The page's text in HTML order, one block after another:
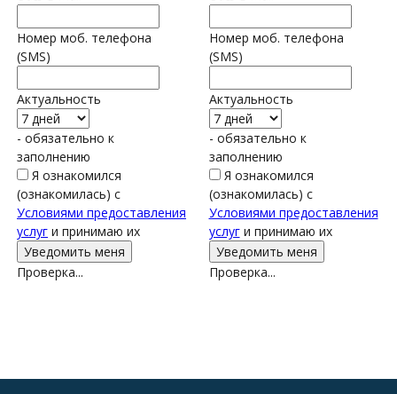
Номер моб. телефона
(SMS)
Актуальность
- обязательно к
заполнению
Я ознакомился
(ознакомилась) с
Условиями предоставления
услуг и принимаю их
Проверка...
Номер моб. телефона
(SMS)
Актуальность
- обязательно к
заполнению
Я ознакомился
(ознакомилась) с
Условиями предоставления
услуги принимаю их
Проверка...